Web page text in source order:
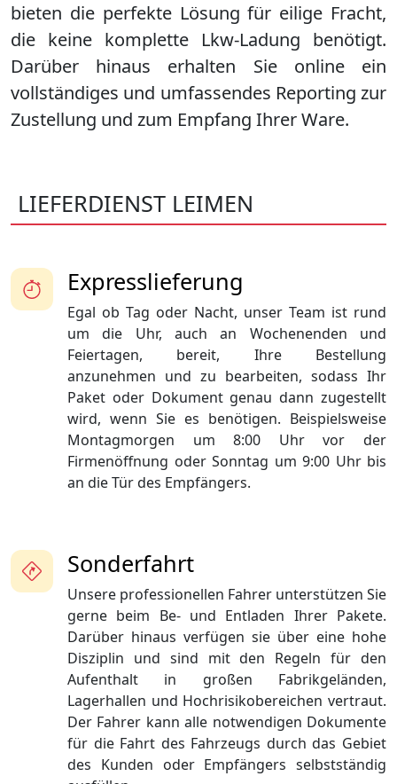
bieten die perfekte Lösung für eilige Fracht,
die keine komplette Lkw-Ladung benötigt.
Darüber hinaus erhalten Sie online ein
vollständiges und umfassendes Reporting zur
Zustellung und zum Empfang Ihrer Ware.
LIEFERDIENST LEIMEN
Sonderfahrt
Unsere professionellen Fahrer unterstützen Sie
gerne beim Be- und Entladen Ihrer Pakete.
Darüber hinaus verfügen sie über eine hohe
Disziplin und sind mit den Regeln für den
Aufenthalt in großen Fabrikgeländen,
Lagerhallen und Hochrisikobereichen vertraut.
Der Fahrer kann alle notwendigen Dokumente
für die Fahrt des Fahrzeugs durch das Gebiet
des Kunden oder Empfängers selbstständig
Expresslieferung
Egal ob Tag oder Nacht, unser Team ist rund
um die Uhr, auch an Wochenenden und
Feiertagen, bereit, Ihre Bestellung
anzunehmen und zu bearbeiten, sodass Ihr
Paket oder Dokument genau dann zugestellt
wird, wenn Sie es benötigen. Beispielsweise
Montagmorgen um 8:00 Uhr vor der
Firmenöffnung oder Sonntag um 9:00 Uhr bis
an die Tür des Empfängers.